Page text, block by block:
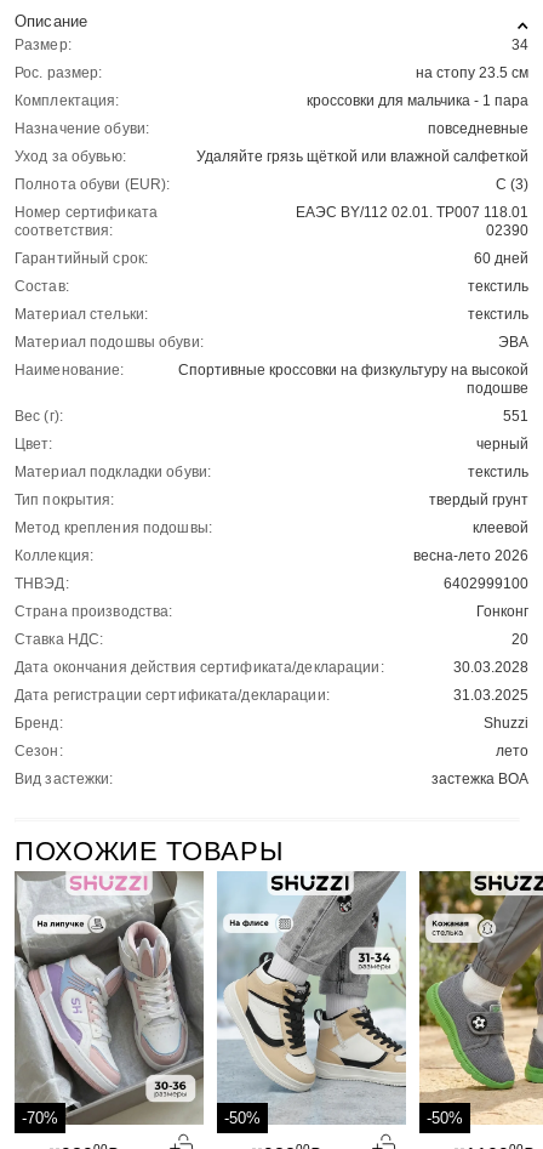
Описание
Размер:
34
Рос. размер:
на стопу 23.5 см
Комплектация:
кроссовки для мальчика - 1 пара
Назначение обуви:
повседневные
Уход за обувью:
Удаляйте грязь щёткой или влажной салфеткой
Полнота обуви (EUR):
С (3)
Номер сертификата
соответствия:
ЕАЭС BY/112 02.01. ТР007 118.01
02390
Гарантийный срок:
60 дней
Состав:
текстиль
Материал стельки:
текстиль
Материал подошвы обуви:
ЭВА
Наименование:
Спортивные кроссовки на физкультуру на высокой
подошве
Вес (г):
551
Цвет:
черный
Материал подкладки обуви:
текстиль
Тип покрытия:
твердый грунт
Метод крепления подошвы:
клеевой
Коллекция:
весна-лето 2026
ТНВЭД:
6402999100
Страна производства:
Гонконг
Ставка НДС:
20
Дата окончания действия сертификата/декларации:
30.03.2028
Дата регистрации сертификата/декларации:
31.03.2025
Бренд:
Shuzzi
Сезон:
лето
Вид застежки:
застежка BOA
ПОХОЖИЕ ТОВАРЫ
-70% -50% -50%